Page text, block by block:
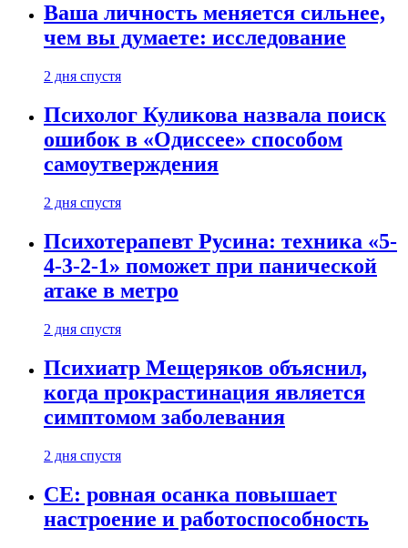
Ваша личность меняется сильнее,
чем вы думаете: исследование
2 дня спустя
Психолог Куликова назвала поиск
ошибок в «Одиссее» способом
самоутверждения
2 дня спустя
Психотерапевт Русина: техника «5-
4-3-2-1» поможет при панической
атаке в метро
2 дня спустя
Психиатр Мещеряков объяснил,
когда прокрастинация является
симптомом заболевания
2 дня спустя
CE: ровная осанка повышает
настроение и работоспособность